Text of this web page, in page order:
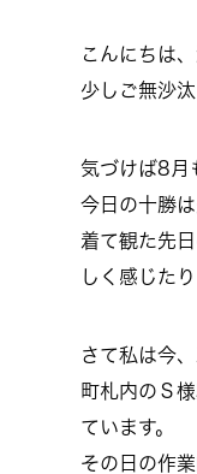
こんにちは、
少しご無沙
気づけば8月
今日の十勝
着て観た先
しく感じたり
さて私は今
町札内のＳ
ています。
その日の作